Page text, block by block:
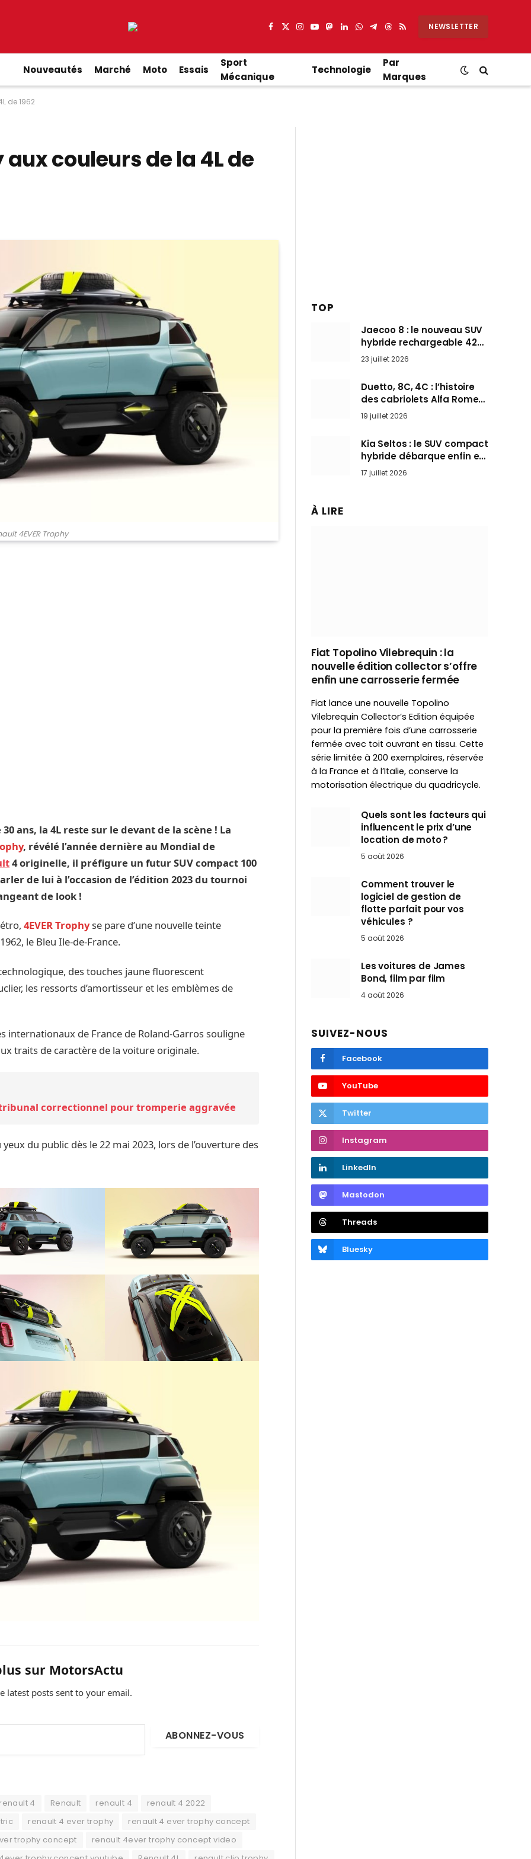
Facebook
X
Instagram
YouTube
Mastodon
LinkedIn
WhatsApp
Partager
Telegram
Threads
RSS NEWSLETTER
Nouveautés Marché Moto Essais
Sport
Mécanique
Technologie
Par
Marques
de 1962
aux couleurs de la 4L de
4EVER Trophy
ans, la 4L reste sur le devant de la scène ! La
, révélé l’année dernière au Mondial de
4 originelle, il préfigure un futur SUV compact 100
de lui à l’occasion de l’édition 2023 du tournoi
de look !
4EVER Trophyse pare d’une nouvelle teinte
le Bleu Ile-de-France.
des touches jaune fluorescent
les ressorts d’amortisseur et les emblèmes de
internationaux de France de Roland-Garros souligne
traits de caractère de la voiture originale.
correctionnel pour tromperie aggravée
du public dès le 22 mai 2023, lors de l’ouverture des
sur MotorsActu
latest posts sent to your email.
ABONNEZ-VOUS
4 Renault renault 4
renault 4 2022
renault 4 ever trophy
renault 4 ever trophy concept
trophy concept
renault 4ever trophy concept video
TOP
Jaecoo 8 : le nouveau SUV
hybride rechargeable 428
ch qui vise l’Audi Q7 arrive
en Europe cet automne
23 juillet 2026
Duetto, 8C, 4C : l’histoire
des cabriolets Alfa Romeo,
ces Spider qui ont défini
l’art de rouler cheveux au
vent
19 juillet 2026
Kia Seltos : le SUV compact
hybride débarque enfin en
France pour bousculer les
Nissan Qashqai et Toyota
17 juillet 2026
À LIRE
Fiat Topolino Vilebrequin : la
nouvelle édition collector s’offre
enfin une carrosserie fermée
Fiat lance une nouvelle Topolino
Vilebrequin Collector’s Edition équipée
pour la première fois d’une carrosserie
fermée avec toit ouvrant en tissu. Cette
série limitée à 200 exemplaires, réservée
à la France et à l’Italie, conserve la
motorisation électrique du quadricycle.
Quels sont les facteurs qui
influencent le prix d’une
location de moto ?
5 août 2026
Comment trouver le
logiciel de gestion de
flotte parfait pour vos
véhicules ?
5 août 2026
Les voitures de James
Bond, film par film
4 août 2026
SUIVEZ-NOUS
Facebook
YouTube
Twitter
Instagram
LinkedIn
Mastodon
Threads
Bluesky